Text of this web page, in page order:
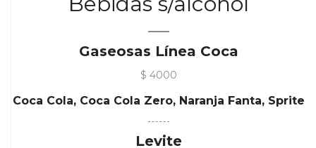
Gaseosas Línea Coca
$ 4000
Coca Cola, Coca Cola Zero, Naranja Fanta, Sprite
Levite